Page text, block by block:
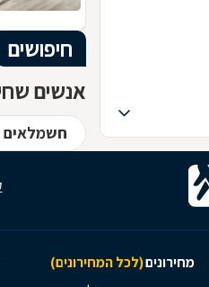
חיפושים
אנשים
חשמלאים
מחירונים(לכל המחירונים)